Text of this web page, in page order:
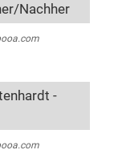
Nachher
-